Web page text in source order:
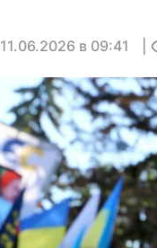
11.06.2026 в 09:41